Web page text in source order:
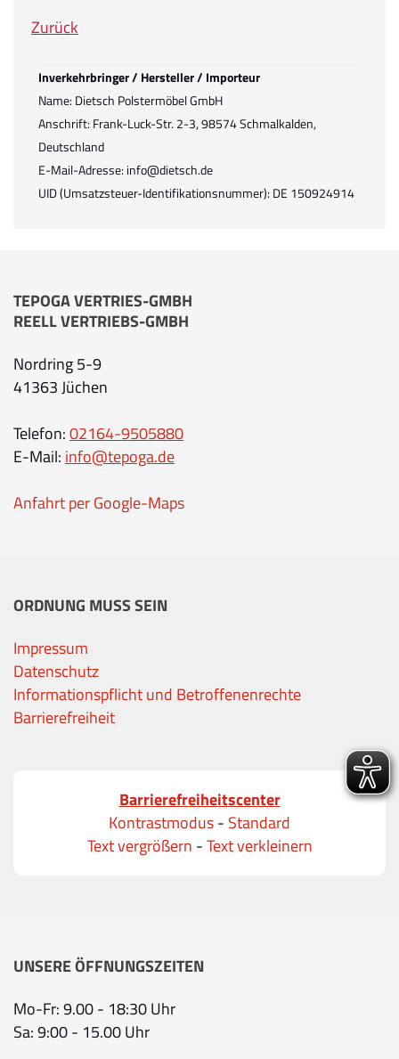
Zurück
Inverkehrbringer / Hersteller / Importeur
Name: Dietsch Polstermöbel GmbH
Anschrift: Frank-Luck-Str. 2-3, 98574 Schmalkalden,
Deutschland
E-Mail-Adresse: info@dietsch.de
UID (Umsatzsteuer-Identifikationsnummer): DE 150924914
TEPOGA VERTRIES-GMBH
REELL VERTRIEBS-GMBH
Nordring 5-9
41363 Jüchen
Telefon:02164-9505880
E-Mail: info@tepoga.de
Anfahrt per Google-Maps
ORDNUNG MUSS SEIN
Impressum
Datenschutz
Informationspflicht und Betroffenenrechte
Barrierefreiheit
Barrierefreiheitscenter
Kontrastmodus- Standard
Text vergrößern -Text verkleinern
UNSERE ÖFFNUNGSZEITEN
Mo-Fr: 9.00 - 18:30 Uhr
Sa: 9:00 - 15.00 Uhr